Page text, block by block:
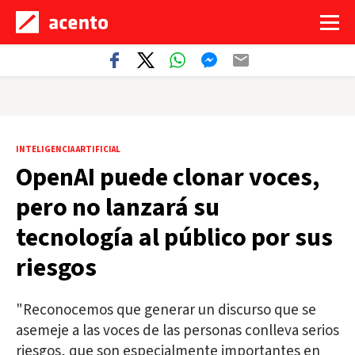
INTELIGENCIA ARTIFICIAL
OpenAI puede clonar voces,
pero no lanzará su
tecnología al público por sus
riesgos
"Reconocemos que generar un discurso que se
asemeje a las voces de las personas conlleva serios